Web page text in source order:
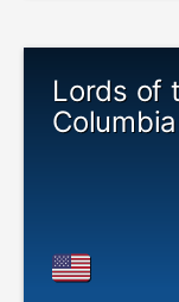
Lords of
Columbia